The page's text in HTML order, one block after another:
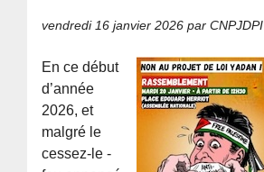
vendredi 16 janvier 2026 par CNPJDPI
En ce début
d’année
2026, et
malgré le
cessez-le -